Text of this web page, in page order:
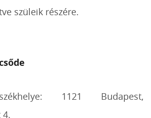
szüleik részére.
1121 Budapest,
4.